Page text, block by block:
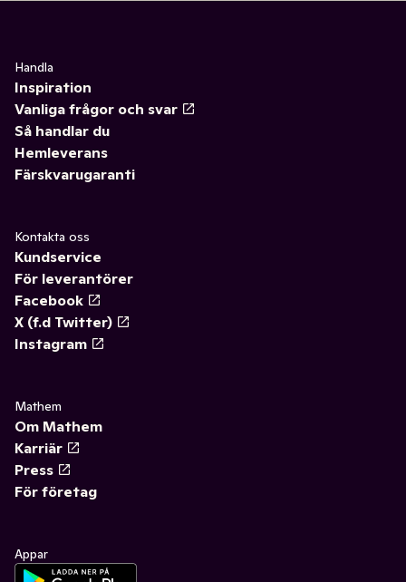
Handla
Inspiration
Vanliga frågor och svar
Så handlar du
Hemleverans
Färskvarugaranti
Kontakta oss
Kundservice
För leverantörer
Facebook
X (f.d Twitter)
Instagram
Mathem
Om Mathem
Karriär
Press
För företag
Appar